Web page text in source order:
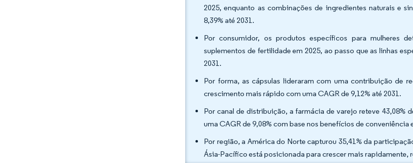
2025, enquanto as combinações de ingredientes naturais e
8,39% até 2031.
Por consumidor, os produtos específicos para mulheres
suplementos de fertilidade em 2025, ao passo que as linhas
2031.
Por forma, as cápsulas lideraram com uma contribuição de
crescimento mais rápido com uma CAGR de 9,12% até 2031.
Por canal de distribuição, a farmácia de varejo reteve 43,08%
uma CAGR de 9,08% com base nos benefícios de conveniência
Por região, a América do Norte capturou 35,41% da
Ásia-Pacífico está posicionada para crescer mais rapidamente,